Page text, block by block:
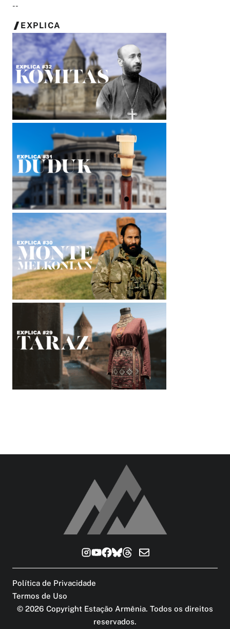
--
EXPLICA
© 2026 Copyright Estação Armênia. Todos os direitos
reservados.
Política de Privacidade
Termos de Uso